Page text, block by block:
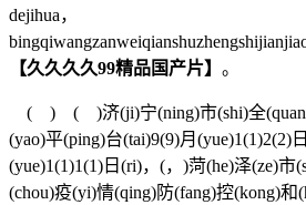
dejihua，
【久久久久99精品国产片】 。
( ) ( )济(ji)宁(ning)市(shi)全(quan)
(yao)平(ping)台(tai)9(9)月(yue)1(1)2(2)
(yue)1(1)1(1)日(ri)，(，)菏(he)泽(ze)市
(chou)疫(yi)情(qing)防(fang)控(kong)